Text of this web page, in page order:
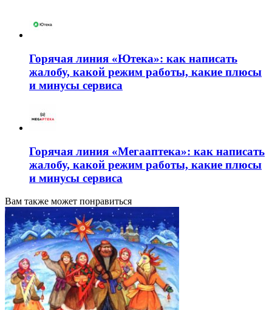
Горячая линия «Ютека»: как написать
жалобу, какой режим работы, какие плюсы
и минусы сервиса
Горячая линия «Мегааптека»: как написать
жалобу, какой режим работы, какие плюсы
и минусы сервиса
Вам также может понравиться